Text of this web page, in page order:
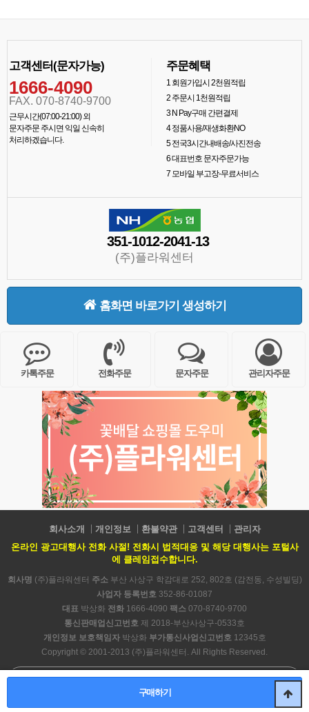
구매하기
고객센터(문자가능)
1666-4090
FAX. 070-8740-9700
근무시간(07:00-21:00) 외
문자주문 주시면 익일 신속히
처리하겠습니다.
주문혜택
1회원가입시 2천원적립
2주문시 1천원적립
3N Pay구매 간편결제
4정품사용/재생화환NO
5전국3시간내배송/사진전송
6대표번호 문자주문가능
7모바일 부고장-무료서비스
351-1012-2041-13
(주)플라워센터
홈화면 바로가기 생성하기
카톡주문 전화주문 문자주문 관리자주문
회사소개 개인정보 환불약관 고객센터
관리자
온라인 광고대행사 전화 사절! 전화시 법적대응 및 해당 대행사는 포털사
에 클레임접수합니다.
회사명 (주)플라워센터 주소부산 사상구 학감대로 252, 802호 (감전동, 수성빌딩)
사업자 등록번호 352-86-01087
대표 박상화 전화 1666-4090 팩스 070-8740-9700
통신판매업신고번호 제 2018-부산사상구-0533호
개인정보 보호책임자박상화 부가통신사업신고번호12345호
Copyright © 2001-2013 (주)플라워센터. All Rights Reserved.
PC 버전